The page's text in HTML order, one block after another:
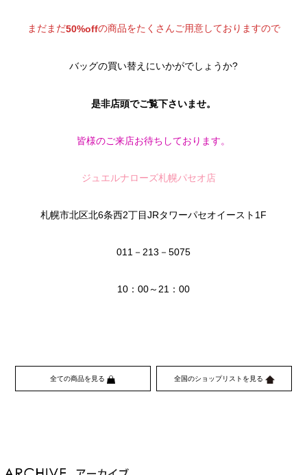
まだまだ50%offの商品をたくさんご用意しておりますので
バッグの買い替えにいかがでしょうか?
是非店頭でご覧下さいませ。
皆様のご来店お待ちしております。
ジュエルナローズ札幌パセオ店
札幌市北区北6条西2丁目JRタワーパセオイースト1F
011－213－5075
10：00～21：00
全ての商品を見る 全国のショップリストを見る